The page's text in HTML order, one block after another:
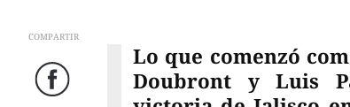
COMPARTIR
Facebook
Lo que comenzó
Doubront y Luis